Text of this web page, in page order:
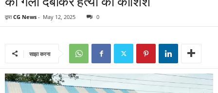
द्वारा CG News - May 12, 2025 0
साझा करना